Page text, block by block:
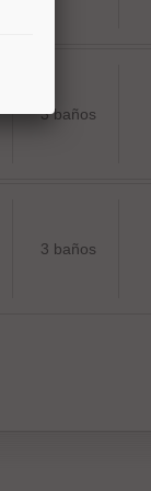
3 baños
3 baños